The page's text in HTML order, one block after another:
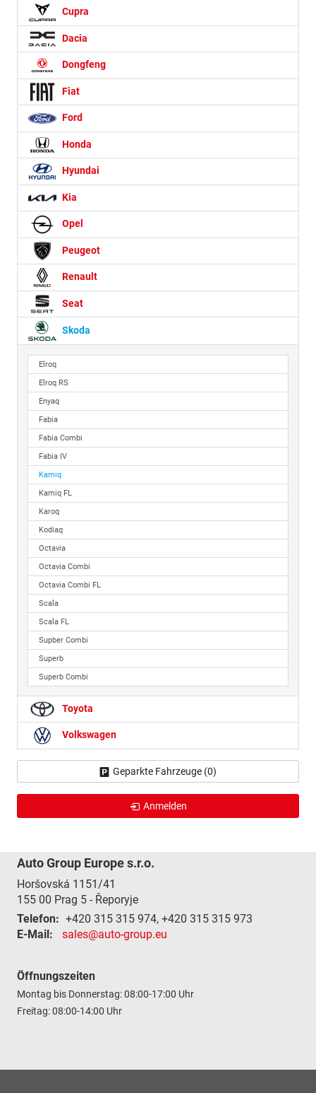
Cupra
Dacia
Dongfeng
Fiat
Ford
Honda
Hyundai
Kia
Opel
Peugeot
Renault
Seat
Skoda
Elroq
Elroq RS
Enyaq
Fabia
Fabia Combi
Fabia IV
Kamiq
Kamiq FL
Karoq
Kodiaq
Octavia
Octavia Combi
Octavia Combi FL
Scala
Scala FL
Supber Combi
Superb
Superb Combi
Toyota
Volkswagen
Geparkte Fahrzeuge (0)
Anmelden
Auto Group Europe s.r.o.
Horšovská 1151/41
155 00 Prag 5 - Řeporyje
Telefon: +420 315 315 974, +420 315 315 973
E-Mail:
sales@auto-group.eu
Öffnungszeiten
Montag bis Donnerstag: 08:00-17:00 Uhr
Freitag: 08:00-14:00 Uhr